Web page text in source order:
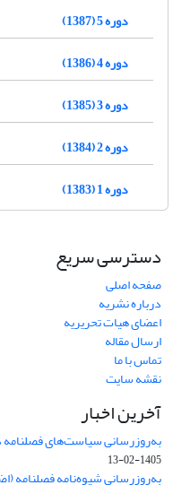
دوره 5 (1387)
دوره 4 (1386)
دوره 3 (1385)
دوره 2 (1384)
دوره 1 (1383)
دسترسی سریع
صفحه اصلی
درباره نشریه
اعضای هیات تحریریه
ارسال مقاله
تماس با ما
نقشه سایت
آخرین اخبار
به‌روزرسانی سیاست‌های
1405-02-13
به‌روزرسانی شیوه‌نامه